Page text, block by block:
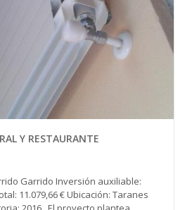
Y RESTAURANTE
Garrido Inversión auxiliable:
11.079,66 € Ubicación: Taranes